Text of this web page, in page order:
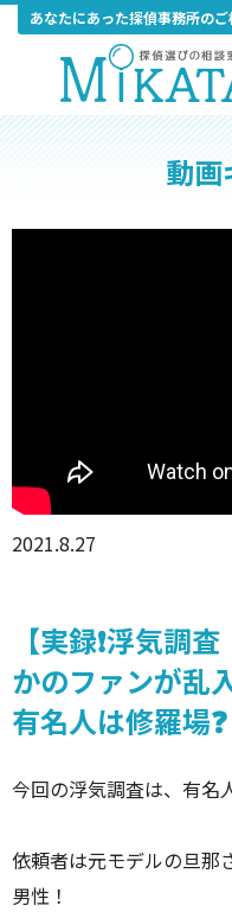
あなたにあった探偵事務所の
動画
2021.8.27
【実録❗️浮気調
かのファンが乱
有名人は修羅場❓
今回の浮気調査は、有名
依頼者は元モデルの旦那
男性！